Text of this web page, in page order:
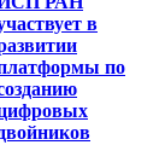
в
по